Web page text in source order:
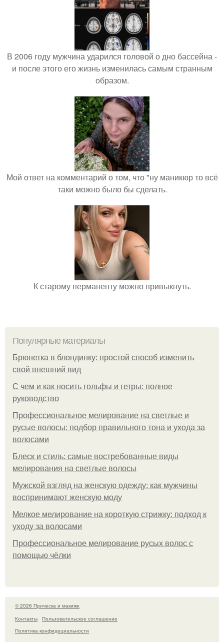
В 2006 году мужчина ударился головой о дно бассейна -
и после этого его жизнь изменилась самым странным
образом.
Мой ответ на комментарий о том, что "ну маникюр то всё
таки можно было бы сделать.
К старому перманенту можно привыкнуть.
Популярные материалы
Брюнетка в блондинку: простой способ изменить
свой внешний вид
С чем и как носить гольфы и гетры: полное
руководство
Профессиональное мелирование на светлые и
русые волосы: подбор правильного тона и ухода за
волосами
Блеск и стиль: самые востребованные виды
мелирования на светлые волосы
Мужской взгляд на женскую одежду: как мужчины
воспринимают женскую моду
Мелкое мелирование на короткую стрижку: подход к
уходу за волосами
Профессиональное мелирование русых волос с
помощью чёлки
© 2026 Прическа и макияж
Контакты
Пользовательское соглашение
Политика конфидециальности